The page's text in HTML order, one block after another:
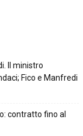
Il ministro
Fico e Manfredi
contratto fino al